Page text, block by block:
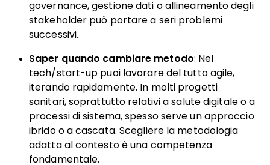
governance, gestione dati o allineamento degli
stakeholder può portare a seri problemi
successivi.
Saper quando cambiare metodo: Nel
tech/start-up puoi lavorare del tutto agile,
iterando rapidamente. In molti progetti
sanitari, soprattutto relativi a salute digitale o a
processi di sistema, spesso serve un approccio
ibrido o a cascata. Scegliere la metodologia
adatta al contesto è una competenza
fondamentale.